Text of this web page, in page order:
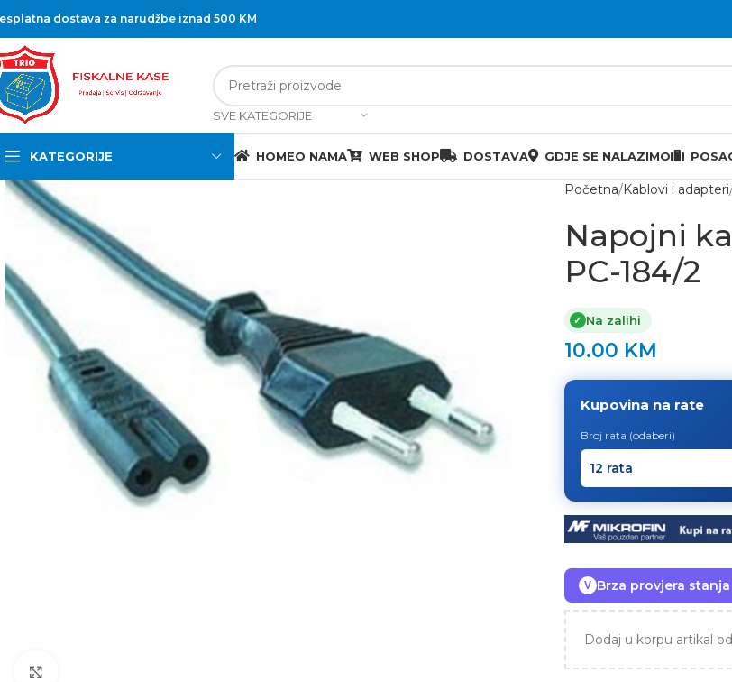
dostava za narudžbe iznad 500 KM
SVE KATEGORIJE
KATEGORIJE HOMEO NAMA WEB SHOP DOSTAVA GDJE SE NALAZIMO
Početna Kablovi i adapteri
Napojni
PC-184/2
✓ Na zalihi
10.00 KM
Kupovina na rate
Broj rata (odaberi)
V Brza provjera
Dodaj u korpu artikal od